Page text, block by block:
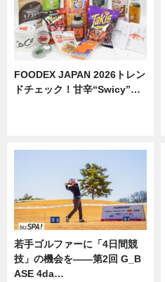
FOODEX JAPAN 2026トレン
ドチェック！甘辛“Swicy”…
若手ゴルファーに「4日間競
技」の機会を——第2回 G_B
ASE 4da…